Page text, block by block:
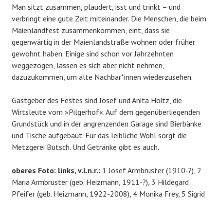
Man sitzt zusammen, plaudert, isst und trinkt – und
verbringt eine gute Zeit miteinander. Die Menschen, die beim
Maienlandfest zusammenkommen, eint, dass sie
gegenwärtig in der Maienlandstraße wohnen oder früher
gewohnt haben. Einige sind schon vor Jahrzehnten
weggezogen, lassen es sich aber nicht nehmen,
dazuzukommen, um alte Nachbar*innen wiederzusehen.
Gastgeber des Festes sind Josef und Anita Hoitz, die
Wirtsleute vom »Pilgerhof«. Auf dem gegenüberliegenden
Grundstück und in der angrenzenden Garage sind Bierbänke
und Tische aufgebaut. Für das leibliche Wohl sorgt die
Metzgerei Butsch. Und Getränke gibt es auch.
oberes Foto: links, v.l.n.r.: 1 Josef Armbruster (1910-?), 2
Maria Armbruster (geb. Heizmann, 1911-?), 3 Hildegard
Pfeifer (geb. Heizmann, 1922-2008), 4 Monika Frey, 5 Sigrid